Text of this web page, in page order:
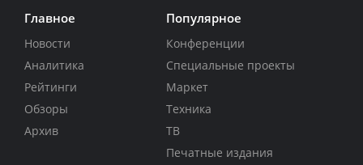
Главное
Новости
Аналитика
Рейтинги
Обзоры
Архив
Популярное
Конференции
Специальные проекты
Маркет
Техника
ТВ
Печатные издания